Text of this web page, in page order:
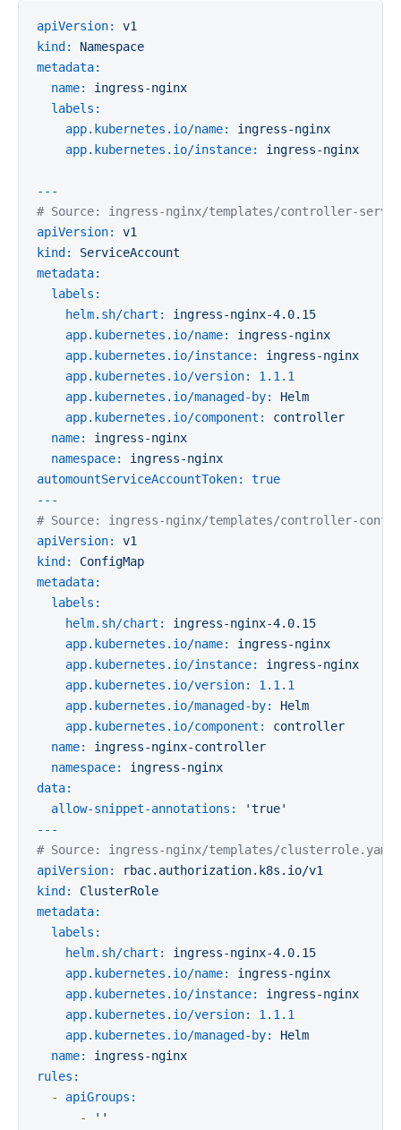
apiVersion:
v1
kind:
Namespace
metadata:
name:
ingress-nginx
labels:
app.kubernetes.io/name:
ingress-nginx
app.kubernetes.io/instance:
ingress-nginx
---
# Source: ingress-nginx/templates/controller-
apiVersion:
v1
kind:
ServiceAccount
metadata:
labels:
helm.sh/chart:
ingress-nginx-4.0.15
app.kubernetes.io/name:
ingress-nginx
app.kubernetes.io/instance:
ingress-nginx
app.kubernetes.io/version:
1.1 .1
app.kubernetes.io/managed-by:
Helm
app.kubernetes.io/component:
controller
name:
ingress-nginx
namespace:
ingress-nginx
automountServiceAccountToken:
true
---
# Source: ingress-nginx/templates/controller-
apiVersion:
v1
kind:
ConfigMap
metadata:
labels:
helm.sh/chart:
ingress-nginx-4.0.15
app.kubernetes.io/name:
ingress-nginx
app.kubernetes.io/instance:
ingress-nginx
app.kubernetes.io/version:
1.1 .1
app.kubernetes.io/managed-by:
Helm
app.kubernetes.io/component:
controller
name:
ingress-nginx-controller
namespace:
ingress-nginx
data:
allow-snippet-annotations:
'true'
---
# Source: ingress-nginx/templates/clusterrole.yaml
apiVersion:
rbac.authorization.k8s.io/v1
kind:
ClusterRole
metadata:
labels:
helm.sh/chart:
ingress-nginx-4.0.15
app.kubernetes.io/name:
ingress-nginx
app.kubernetes.io/instance:
ingress-nginx
app.kubernetes.io/version:
1.1 .1
app.kubernetes.io/managed-by:
Helm
name:
ingress-nginx
rules:
-
apiGroups:
-
''